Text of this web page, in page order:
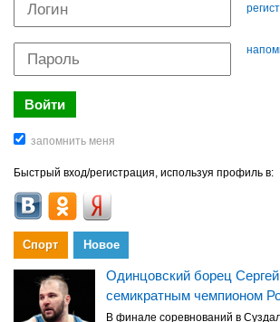
Быстрый вход/регистрация, используя профиль в:
Спорт Новое
Одинцовский борец
семикратным чемпионом
В финале соревнований в